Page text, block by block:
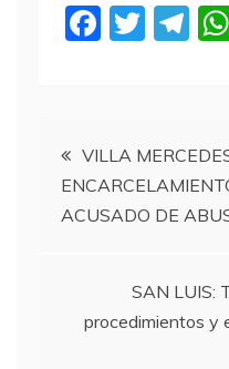
F
b
o
o
T
T
a
m
Navegación
de
VILLA
ACUSADO DE
SAN LUIS:
procedimientos y